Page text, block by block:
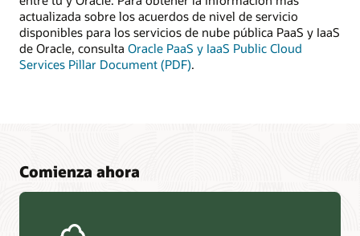
actualizada sobre los acuerdos de nivel de servicio
disponibles para los servicios de nube pública PaaS y IaaS
de Oracle, consulta Oracle PaaS y IaaS Public Cloud
Services Pillar Document (PDF).
Comienza ahora